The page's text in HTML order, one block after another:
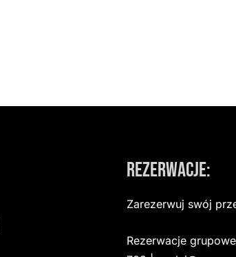
Rezerwacje:
Zarezerwuj swój
Rezerwacje